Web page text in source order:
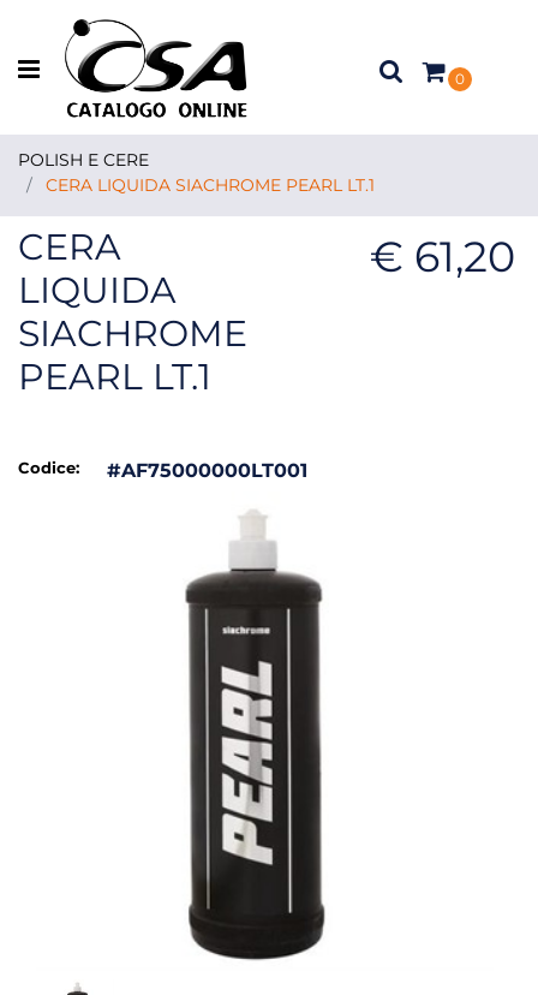
Open menu
0
POLISH E CERE
CERA LIQUIDA SIACHROME PEARL LT.1
CERA
LIQUIDA
SIACHROME
PEARL LT.1
€ 61,20
Codice: #AF75000000LT001